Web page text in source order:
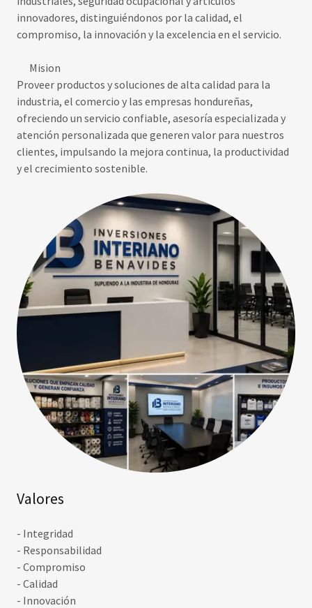
innovadores, distinguiéndonos por la calidad, el
compromiso, la innovación y la excelencia en el servicio.
Mision
Proveer productos y soluciones de alta calidad para la
industria, el comercio y las empresas hondureñas,
ofreciendo un servicio confiable, asesoría especializada y
atención personalizada que generen valor para nuestros
clientes, impulsando la mejora continua, la productividad
y el crecimiento sostenible.
Valores
- Integridad
- Responsabilidad
- Compromiso
- Calidad
- Innovación